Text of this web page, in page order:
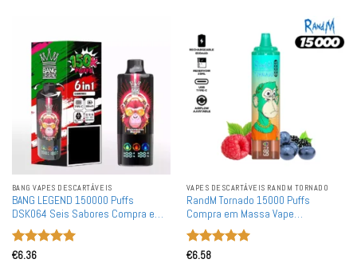
BANG VAPES DESCARTÁVEIS
BANG LEGEND 150000 Puffs
DSK064 Seis Sabores Compra em
Massa Vape Descartável
Recarregável
Avaliação
€6.36
VAPES DESCARTÁVEIS ​​RANDM TORNADO
RandM Tornado 15000 Puffs
Compra em Massa Vape
Descartável Recarregável por
Atacado
Avaliação
€6.58